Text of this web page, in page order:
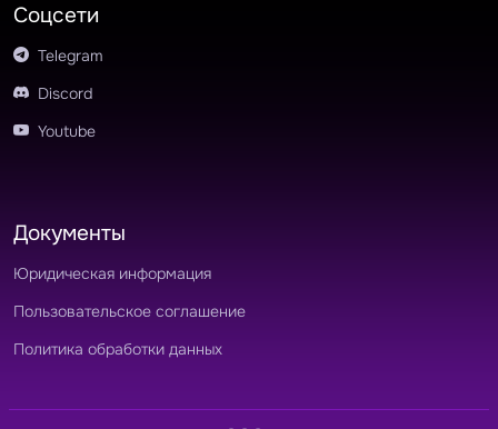
Соцсети
Telegram
Discord
Youtube
Документы
Юридическая информация
Пользовательское соглашение
Политика обработки данных